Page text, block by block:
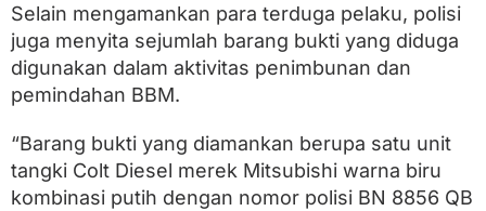
Selain mengamankan para terduga pelaku, polisi
juga menyita sejumlah barang bukti yang diduga
digunakan dalam aktivitas penimbunan dan
pemindahan BBM.
“Barang bukti yang diamankan berupa satu unit
tangki Colt Diesel merek Mitsubishi warna biru
kombinasi putih dengan nomor polisi BN 8856 QB